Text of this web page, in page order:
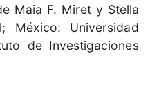
Maia F. Miret y Stella
México: Universidad
de Investigaciones